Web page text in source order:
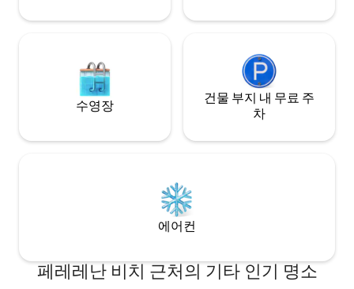
수영장
건물 부지 내 무료 주
차
에어컨
페레레난 비치 근처의 기타 인기 명소